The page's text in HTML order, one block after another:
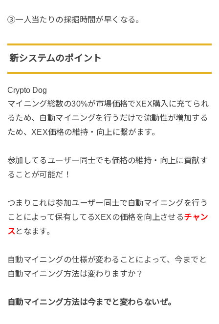
③一人当たりの採掘時間が早くなる。
新システムのポイント
Crypto Dog
マイニング総数の30%が市場価格でXEX購入に充てられ
るため、自動マイニングを行うだけで流動性が増加する
ため、XEX価格の維持・向上に繋がます。
参加してるユーザー同士でも価格の維持・向上に貢献す
ることが可能だ！
つまりこれは参加ユーザー同士で自動マイニングを行う
ことによって保有してるXEXの価格を向上させるチャン
ス となます。
自動マイニングの仕様が変わることによって、今までと
自動マイニング方法は変わりますか？
自動マイニング方法は今までと変わらないぜ。